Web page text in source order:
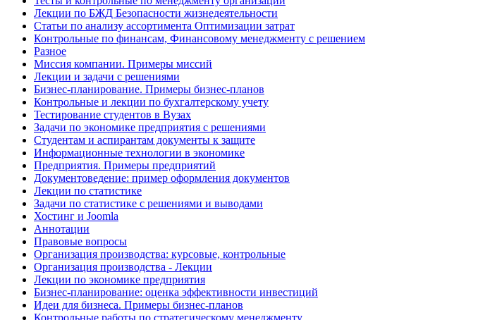
Лекции по БЖД Безопасности жизнедеятельности
Статьи по анализу ассортимента Оптимизации затрат
Контрольные по финансам, Финансовому менеджменту с решением
Разное
Миссия компании. Примеры миссий
Лекции и задачи с решениями
Бизнес-планирование. Примеры бизнес-планов
Контрольные и лекции по бухгалтерскому учету
Тестирование студентов в Вузах
Задачи по экономике предприятия с решениями
Студентам и аспирантам документы к защите
Информационные технологии в экономике
Предприятия. Примеры предприятий
Документоведение: пример оформления документов
Лекции по статистике
Задачи по статистике с решениями и выводами
Хостинг и Joomla
Аннотации
Правовые вопросы
Организация производства: курсовые, контрольные
Организация производства - Лекции
Лекции по экономике предприятия
Бизнес-планирование: оценка эффективности инвестиций
Идеи для бизнеса. Примеры бизнес-планов
Контрольные работы по стратегическому менеджменту